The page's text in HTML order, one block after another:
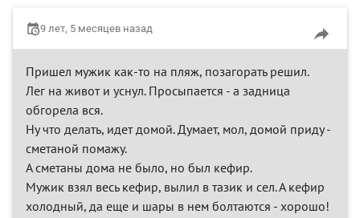
9 лет, 5 месяцев назад
Пришел мужик как-то на пляж, позагорать решил.
Лег на живот и уснул. Просыпается - а задница
обгорела вся.
Ну что делать, идет домой. Думает, мол, домой приду -
сметаной помажу.
А сметаны дома не было, но был кефир.
Мужик взял весь кефир, вылил в тазик и сел. А кефир
холодный, да еще и шары в нем болтаются - хорошо!